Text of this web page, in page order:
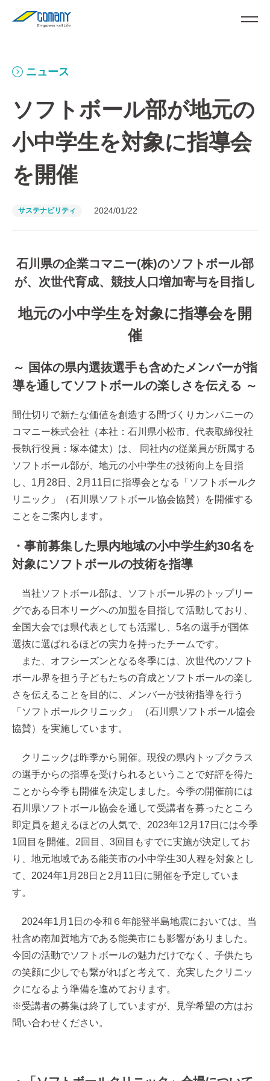
ニュース
ソフトボール部が地元の
小中学生を対象に指導会
を開催
サステナビリティ 2024/01/22
石川県の企業コマニー(株)のソフトボール部
が、次世代育成、競技人口増加寄与を目指し
地元の小中学生を対象に指導会を開
催
～ 国体の県内選抜選手も含めたメンバーが指
導を通してソフトボールの楽しさを伝える ～
間仕切りで新たな価値を創造する間づくりカンパニーの
コマニー株式会社（本社：石川県小松市、代表取締役社
長執行役員：塚本健太）は、 同社内の従業員が所属する
ソフトボール部が、地元の小中学生の技術向上を目指
し、1月28日、2月11日に指導会となる「ソフトボールク
リニック」（石川県ソフトボール協会協賛）を開催する
ことをご案内します。
・事前募集した県内地域の小中学生約30名を
対象にソフトボールの技術を指導
当社ソフトボール部は、ソフトボール界のトップリー
グである日本リーグへの加盟を目指して活動しており、
全国大会では県代表としても活躍し、5名の選手が国体
選抜に選ばれるほどの実力を持ったチームです。
また、オフシーズンとなる冬季には、次世代のソフト
ボール界を担う子どもたちの育成とソフトボールの楽し
さを伝えることを目的に、メンバーが技術指導を行う
「ソフトボールクリニック」 （石川県ソフトボール協会
協賛）を実施しています。
クリニックは昨季から開催。現役の県内トップクラス
の選手からの指導を受けられるということで好評を得た
ことから今季も開催を決定しました。今季の開催前には
石川県ソフトボール協会を通して受講者を募ったところ
即定員を超えるほどの人気で、2023年12月17日には今季
1回目を開催。2回目、3回目もすでに実施が決定してお
り、地元地域である能美市の小中学生30人程を対象とし
て、2024年1月28日と2月11日に開催を予定していま
す。
2024年1月1日の令和６年能登半島地震においては、当
社含め南加賀地方である能美市にも影響がありました。
今回の活動でソフトボールの魅力だけでなく、子供たち
の笑顔に少しでも繋がればと考えて、充実したクリニッ
クになるよう準備を進めております。
※受講者の募集は終了していますが、見学希望の方はお
問い合わせください。